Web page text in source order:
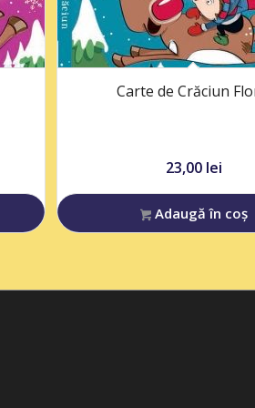
Carte de Crăciun
23,00 lei
Adaugă în coș